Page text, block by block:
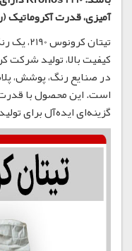
آمیزی، قدرت آکروماتیک
تیتان
کیفیت بالا، تولید
در صنایع رنگ، پوشش،
است. این محصول با قدرت
گزینه‌ای ایده‌آل برای